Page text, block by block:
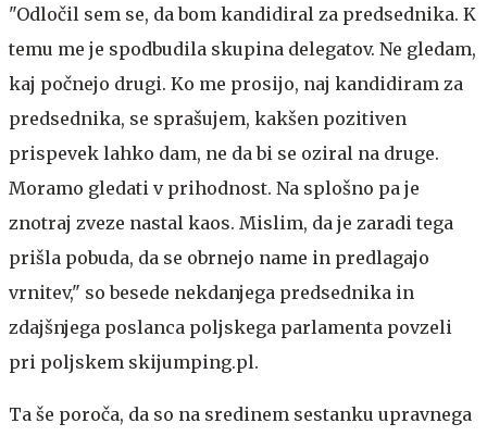
"Odločil sem se, da bom kandidiral za predsednika. K
temu me je spodbudila skupina delegatov. Ne gledam,
kaj počnejo drugi. Ko me prosijo, naj kandidiram za
predsednika, se sprašujem, kakšen pozitiven
prispevek lahko dam, ne da bi se oziral na druge.
Moramo gledati v prihodnost. Na splošno pa je
znotraj zveze nastal kaos. Mislim, da je zaradi tega
prišla pobuda, da se obrnejo name in predlagajo
vrnitev," so besede nekdanjega predsednika in
zdajšnjega poslanca poljskega parlamenta povzeli
pri poljskem skijumping.pl.
Ta še poroča, da so na sredinem sestanku upravnega